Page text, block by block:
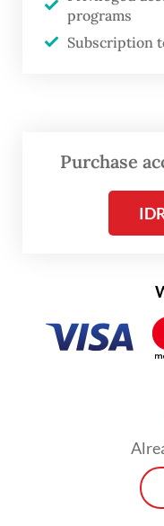
memutuskan
mencabut izin
dalam jumpa
daring pada Selasa.
programs
Subscription
Purchase